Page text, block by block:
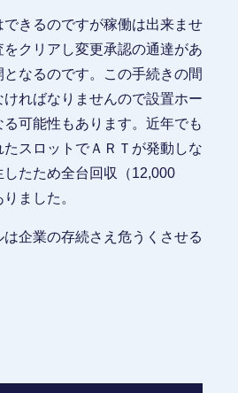
できるのですが稼働は出来ませ
クリアし変更承認の通達があ
なるのです。この手続きの間
ればなりませんので設置ホー
可能性もあります。近年でも
スロットでＡＲＴが発動しな
たため全台回収（12,000
ました。
企業の存続さえ危うくさせる